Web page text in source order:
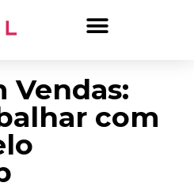
Vendas:
com